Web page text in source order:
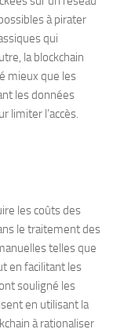
à pirater
qui
la blockchain
mieux que les
les données
limiter l’accès.
les coûts des
le traitement des
telles que
en facilitant les
souligné les
en utilisant la
à rationaliser